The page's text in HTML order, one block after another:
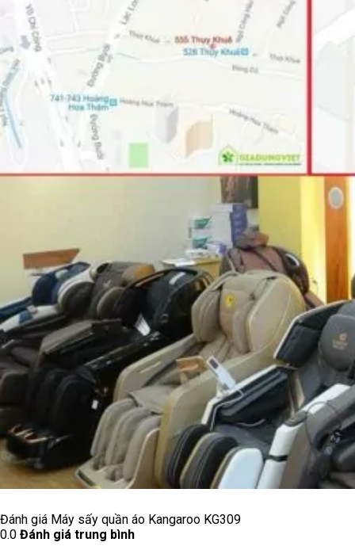
Đánh giá Máy sấy quần áo Kangaroo KG309
0.0 Đánh giá trung bình